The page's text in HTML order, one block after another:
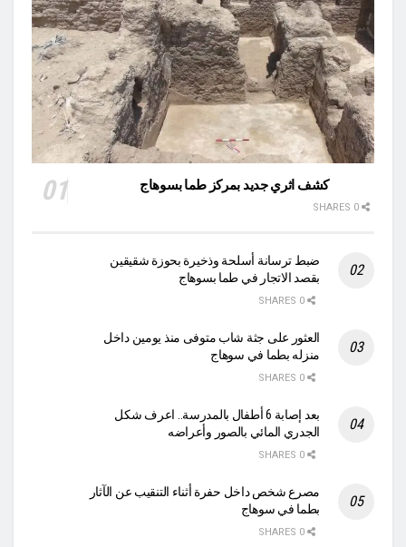
كشف اثري جديد بمركز طما بسوهاج
ضبط ترسانة أسلحة وذخيرة بحوزة شقيقين
بقصد الاتجار في طما بسوهاج
العثور على جثة شاب متوفى منذ يومين داخل
منزله بطما في سوهاج
بعد إصابة 6 أطفال بالمدرسة.. اعرف شكل
الجدري المائي بالصور وأعراضه
مصرع شخص داخل حفرة أثناء التنقيب عن الآثار
بطما في سوهاج